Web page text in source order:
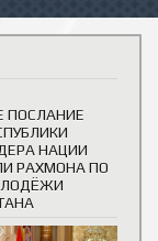
ПОСЛАНИЕ
НАЦИИ
РАХМОНА ПО